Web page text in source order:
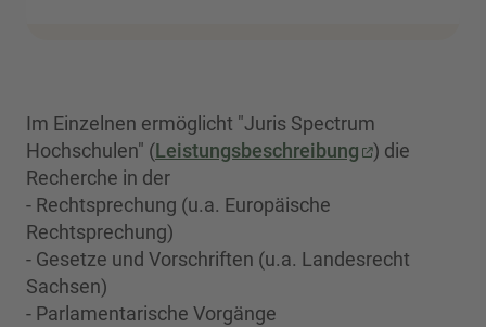
Im Einzelnen ermöglicht "Juris Spectrum
Hochschulen" (Leistungsbeschreibung
) die
Recherche in der
- Rechtsprechung (u.a. Europäische
Rechtsprechung)
- Gesetze und Vorschriften (u.a. Landesrecht
Sachsen)
- Parlamentarische Vorgänge